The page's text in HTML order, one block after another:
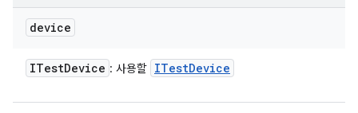
device
ITestDevice : 사용할 ITestDevice